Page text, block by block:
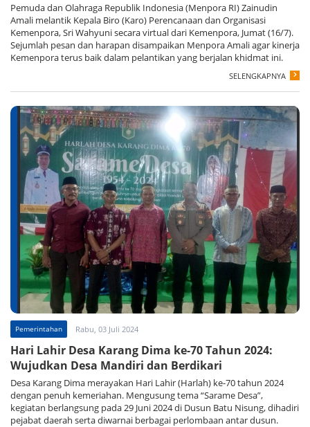
Pemuda dan Olahraga Republik Indonesia (Menpora RI) Zainudin
Amali melantik Kepala Biro (Karo) Perencanaan dan Organisasi
Kemenpora, Sri Wahyuni secara virtual dari Kemenpora, Jumat (16/7).
Sejumlah pesan dan harapan disampaikan Menpora Amali agar kinerja
Kemenpora terus baik dalam pelantikan yang berjalan khidmat ini.
SELENGKAPNYA
Pemerintahan Rabu, 03 Juli 2024
Hari Lahir Desa Karang Dima ke-70 Tahun 2024:
Wujudkan Desa Mandiri dan Berdikari
Desa Karang Dima merayakan Hari Lahir (Harlah) ke-70 tahun 2024
dengan penuh kemeriahan. Mengusung tema “Sarame Desa”,
kegiatan berlangsung pada 29 Juni 2024 di Dusun Batu Nisung, dihadiri
pejabat daerah serta diwarnai berbagai perlombaan antar dusun.